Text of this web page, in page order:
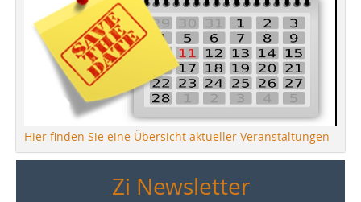
Hier finden Sie eine Übersicht aktueller Veranstaltungen
Zi Newsletter